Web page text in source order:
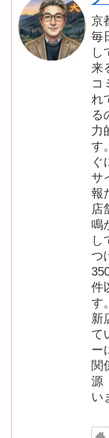
京
毎
し
来
コ
れ
る
力
す
ぐ
サ
報
店
鳴
し
つ
件
す
新
て
ー
関
源
い